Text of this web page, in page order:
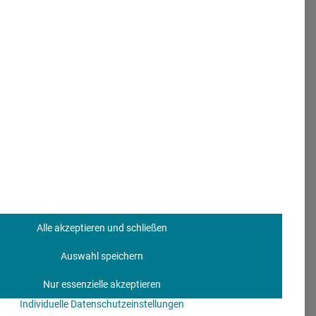
Nägeln
neuen Touch Point
2018 ganze 22
30 Prozent ein.
Format ein
ist trotz
der Analyse der
kann nicht darauf
wie iTunes und
Unternehmen wie
Alle akzeptieren und schließen
Auswahl speichern
Nur essenzielle akzeptieren
Individuelle Datenschutzeinstellungen